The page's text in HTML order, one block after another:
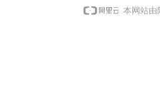
本网站由